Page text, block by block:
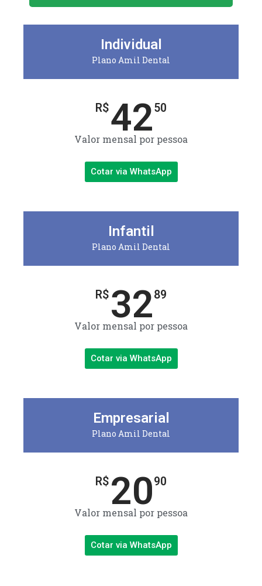
Individual
Plano Amil Dental
R$4250
Valor mensal por pessoa
Cotar via WhatsApp
Infantil
Plano Amil Dental
R$ 3289
Valor mensal por pessoa
Cotar via WhatsApp
Empresarial
Plano Amil Dental
R$ 2090
Valor mensal por pessoa
Cotar via WhatsApp